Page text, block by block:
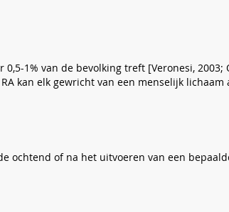
1% van de bevolking treft [Veronesi,
kan elk gewricht van een menselijk
ochtend of na het uitvoeren van een